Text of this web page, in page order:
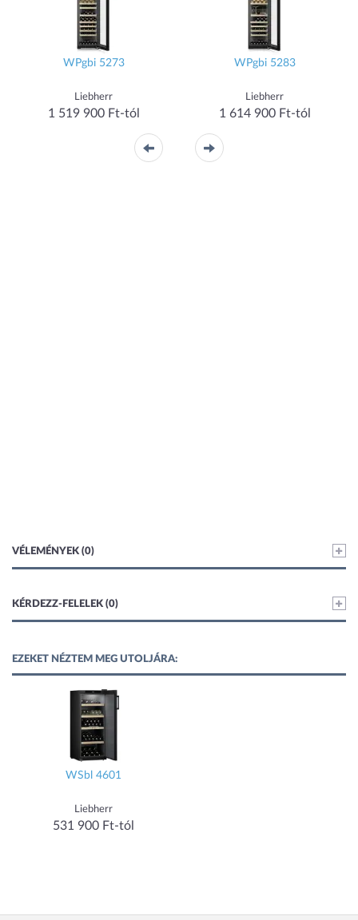
WPgbi 5273
Liebherr
1 519 900 Ft-tól
WPgbi 5283
Liebherr
1 614 900 Ft-tól
VÉLEMÉNYEK (0)
KÉRDEZZ-FELELEK (0)
EZEKET NÉZTEM MEG UTOLJÁRA:
WSbl 4601
Liebherr
531 900 Ft-tól